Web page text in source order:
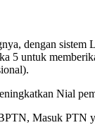
dengan
untuk
Nial
Masuk PTN